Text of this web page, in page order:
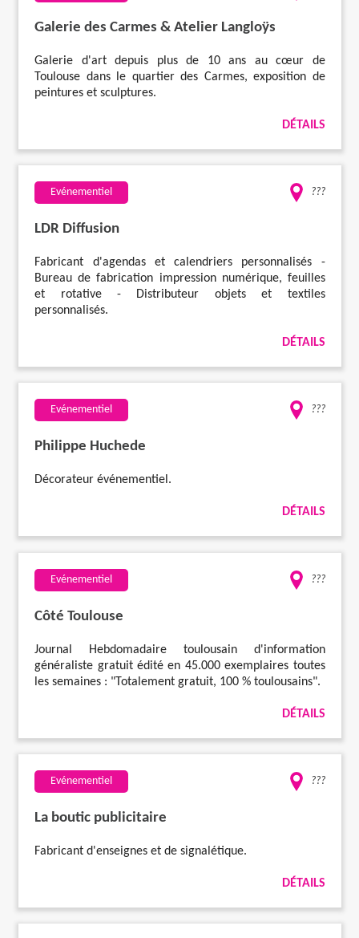
Galerie des Carmes & Atelier Langloÿs
Galerie d'art depuis plus de 10 ans au cœur de
Toulouse dans le quartier des Carmes, exposition de
peintures et sculptures.
DÉTAILS
Evénementiel ???
LDR Diffusion
Fabricant d'agendas et calendriers personnalisés -
Bureau de fabrication impression numérique, feuilles
et rotative - Distributeur objets et textiles
personnalisés.
DÉTAILS
Evénementiel ???
Philippe Huchede
Décorateur événementiel.
DÉTAILS
Evénementiel ???
Côté Toulouse
Journal Hebdomadaire toulousain d'information
généraliste gratuit édité en 45.000 exemplaires toutes
les semaines : "Totalement gratuit, 100 % toulousains".
DÉTAILS
Evénementiel ???
La boutic publicitaire
Fabricant d'enseignes et de signalétique.
DÉTAILS